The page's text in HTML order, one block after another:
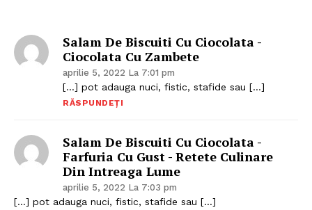
Salam De Biscuiti Cu Ciocolata -
Ciocolata Cu Zambete
aprilie 5, 2022 La 7:01 pm
[…] pot adauga nuci, fistic, stafide sau […]
RĂSPUNDEȚI
Salam De Biscuiti Cu Ciocolata -
Farfuria Cu Gust - Retete Culinare
Din Intreaga Lume
aprilie 5, 2022 La 7:03 pm
[…] pot adauga nuci, fistic, stafide sau […]